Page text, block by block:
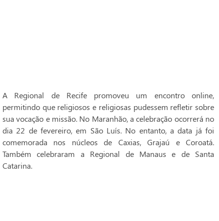
A Regional de Recife promoveu um encontro online,
permitindo que religiosos e religiosas pudessem refletir sobre
sua vocação e missão. No Maranhão, a celebração ocorrerá no
dia 22 de fevereiro, em São Luís. No entanto, a data já foi
comemorada nos núcleos de Caxias, Grajaú e Coroatá.
Também celebraram a Regional de Manaus e de Santa
Catarina.